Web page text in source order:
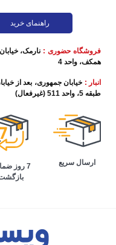
راهنمای خرید
فروشگاه حضوری : نارمک،
همکف، واحد 4
انبار : خیابان جمهوری، بعد از
طبقه 5، واحد 511 (غیرفعال)
ارسال سریع
7 روز